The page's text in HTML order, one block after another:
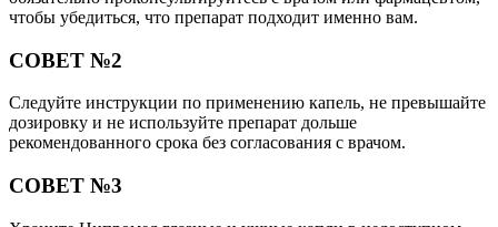
чтобы убедиться, что препарат подходит именно вам.
СОВЕТ №2
Следуйте инструкции по применению капель, не превышайте
дозировку и не используйте препарат дольше
рекомендованного срока без согласования с врачом.
СОВЕТ №3